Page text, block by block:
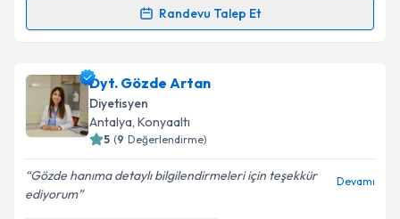
Randevu Talep Et
takvim hazırlandığında e-posta ile bilgilendireceğiz.
E-posta Adresiniz
Dyt. Gözde Artan
Diyetisyen
Antalya, Konyaaltı
5 (9 Değerlendirme)
Gözde hanıma detaylı bilgilendirmeleri için teşekkür
ediyorum
Devamı